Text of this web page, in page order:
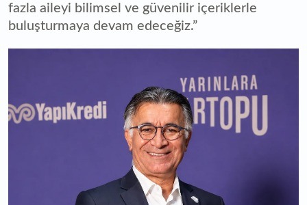
fazla aileyi bilimsel ve güvenilir içeriklerle
buluşturmaya devam edeceğiz.”